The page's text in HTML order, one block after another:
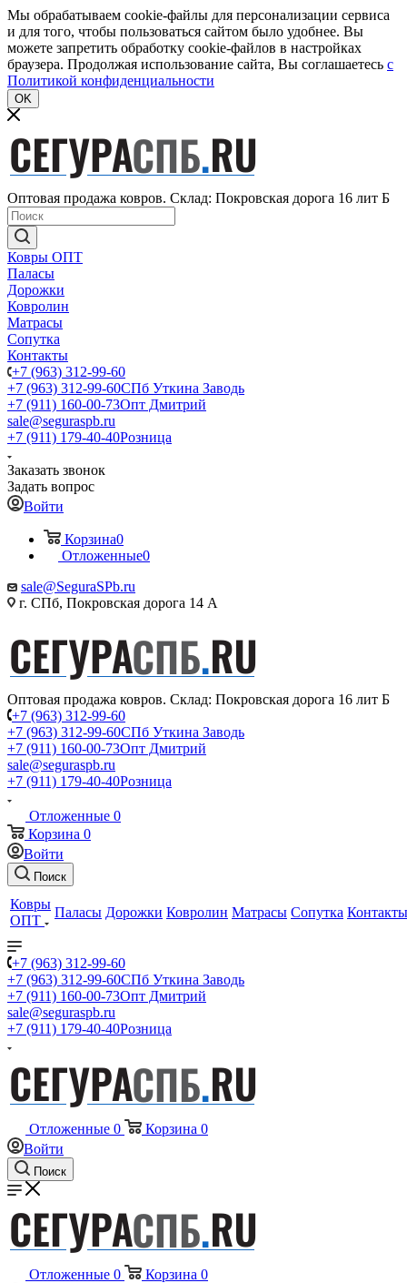
Мы обрабатываем cookie-файлы для персонализации сервиса
и для того, чтобы пользоваться сайтом было удобнее. Вы
можете запретить обработку cookie-файлов в настройках
браузера. Продолжая использование сайта, Вы соглашаетесь c
Политикой конфиденциальности
OK
Оптовая продажа ковров. Склад: Покровская дорога 16 лит Б
Ковры ОПТ
Паласы
Дорожки
Ковролин
Матрасы
Сопутка
Контакты
+7 (963) 312-99-60
+7 (963) 312-99-60СПб Уткина Заводь
+7 (911) 160-00-73Опт Дмитрий
sale@seguraspb.ru
+7 (911) 179-40-40Розница
Заказать звонок
Задать вопрос
Войти
Корзина0
Отложенные0
sale@SeguraSPb.ru
г. СПб, Покровская дорога 14 А
Оптовая продажа ковров. Склад: Покровская дорога 16 лит Б
+7 (963) 312-99-60
+7 (963) 312-99-60СПб Уткина Заводь
+7 (911) 160-00-73Опт Дмитрий
sale@seguraspb.ru
+7 (911) 179-40-40Розница
Отложенные 0
Корзина 0
Войти
Поиск
Ковры
ОПТ
Паласы Дорожки Ковролин Матрасы Сопутка Контакты
+7 (963) 312-99-60
+7 (963) 312-99-60СПб Уткина Заводь
+7 (911) 160-00-73Опт Дмитрий
sale@seguraspb.ru
+7 (911) 179-40-40Розница
Отложенные 0 Корзина 0
Войти
Поиск
Отложенные 0 Корзина 0